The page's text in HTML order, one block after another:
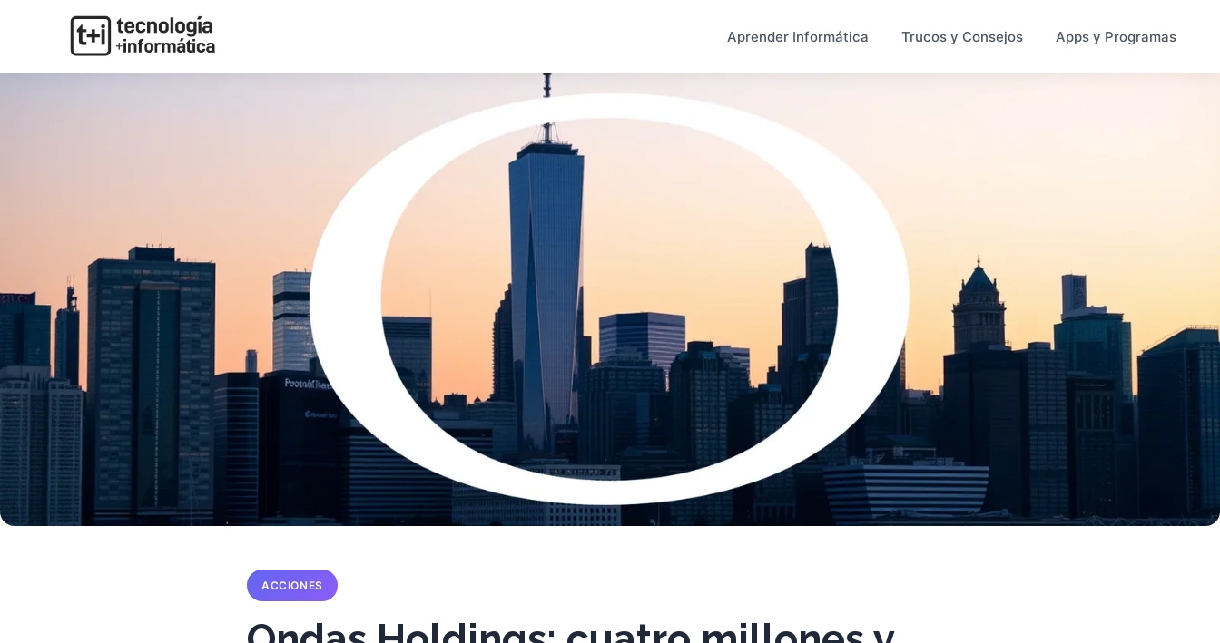
Aprender Informática Trucos y Consejos Apps y Programas
ACCIONES